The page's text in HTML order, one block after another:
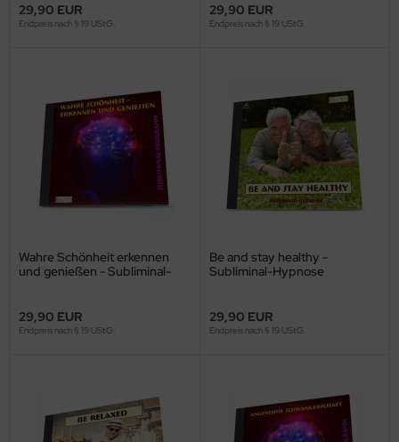
29,90 EUR
Endpreis nach § 19 UStG.
29,90 EUR
Endpreis nach § 19 UStG.
Wahre Schönheit erkennen
und genießen - Subliminal-
29,90 EUR
Endpreis nach § 19 UStG.
Be and stay healthy -
Subliminal-Hypnose
29,90 EUR
Endpreis nach § 19 UStG.